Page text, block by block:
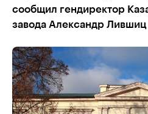
сообщил гендиректор
завода Александр Лившиц